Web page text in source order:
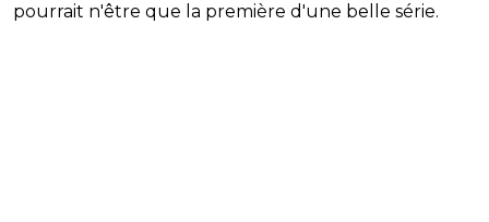
pourrait n'être que la première d'une belle série.